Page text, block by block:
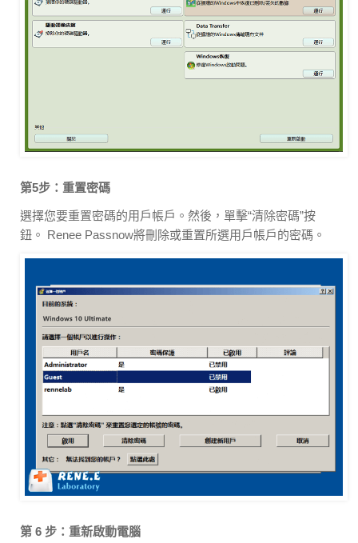
第5步：重置密碼
選擇您要重置密碼的用戶帳戶。然後，單擊“清除密碼”按
鈕。 Renee Passnow將刪除或重置所選用戶帳戶的密碼。
第 6 步：重新啟動電腦